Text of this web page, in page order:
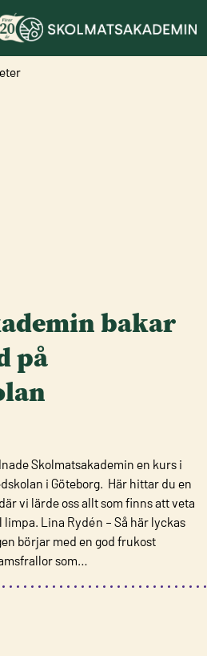
bakar
på
Skolmatsakademin en kurs i
i Göteborg. Här hittar du en
vi lärde oss allt som finns att veta
Lina Rydén – Så här lyckas
börjar med en god frukost
som…